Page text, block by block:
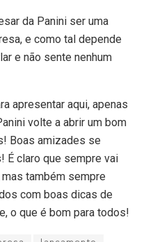
da Panini ser uma
e como tal depende
e não sente nenhum
apresentar aqui, apenas
volte a abrir um bom
Boas amizades se
É claro que sempre vai
também sempre
com boas dicas de
o que é bom para todos!